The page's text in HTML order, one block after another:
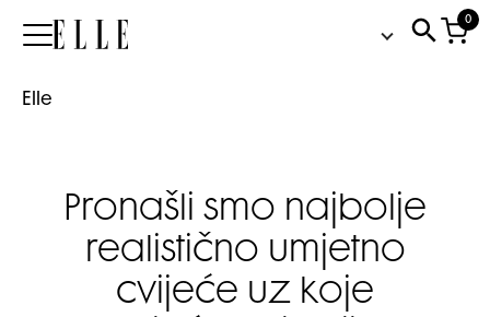
Elle
0
Elle
Pronašli smo najbolje
realistično umjetno
cvijeće uz koje